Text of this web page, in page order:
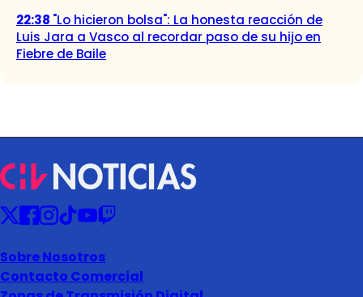
22:38 "Lo hicieron bolsa": La honesta reacción de
Luis Jara a Vasco al recordar paso de su hijo en
Fiebre de Baile
Sobre Nosotros
Contacto Comercial